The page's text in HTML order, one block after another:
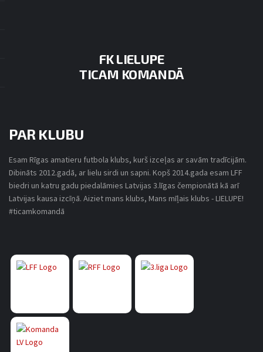
FK LIELUPE
TICAM KOMANDĀ
PAR KLUBU
Esam Rīgas amatieru futbola klubs, kurš izceļas ar savām tradīcijām.
Dibināts 2012.gadā, ar lielu sirdi un sapni. Kopš 2014.gada esam LFF
biedri un katru gadu piedalāmies Latvijas 3.līgas čempionātā kā arī
Latvijas kausa izcīņā. Aiziet mans klubs, Mans mīļais klubs - LIELUPE!
#ticamkomandā